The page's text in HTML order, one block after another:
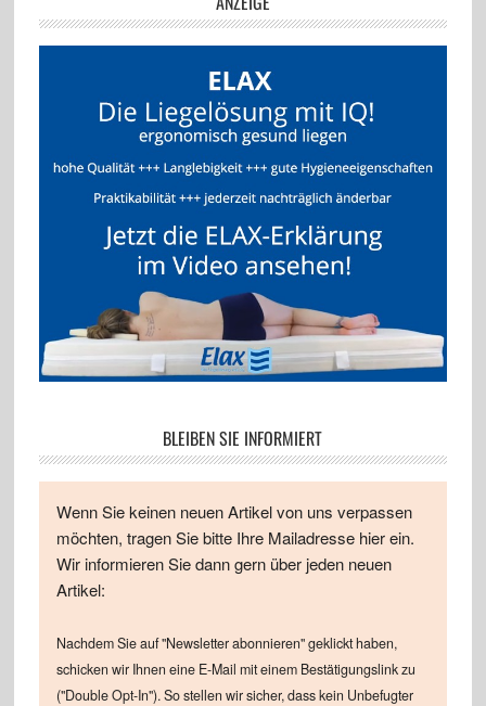
BLEIBEN SIE INFORMIERT
Wenn Sie keinen neuen Artikel von uns verpassen
möchten, tragen Sie bitte Ihre Mailadresse hier ein.
Wir informieren Sie dann gern über jeden neuen
Artikel:
Nachdem Sie auf "Newsletter abonnieren" geklickt haben,
schicken wir Ihnen eine E-Mail mit einem Bestätigungslink zu
("Double Opt-In"). So stellen wir sicher, dass kein Unbefugter